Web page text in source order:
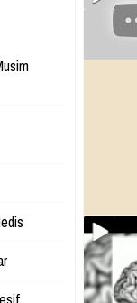
We Bring
All Children !! Cinta Batik
Indonesia !! Klik Di Sini